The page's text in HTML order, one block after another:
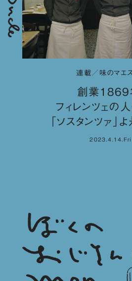
連載／味のマエス
創業1869
フィレンツェの
「ソスタンツァ」
2023.4.14.Fri